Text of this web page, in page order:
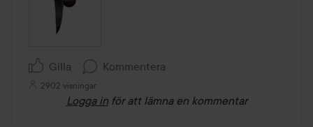
Gilla Kommentera
2902 visningar
Logga in för att lämna en kommentar